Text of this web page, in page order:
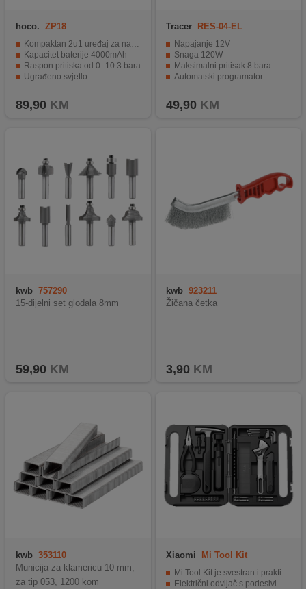
hoco. ZP18
Kompaktan 2u1 uređaj za napuhavanje guma i lopti
Kapacitet baterije 4000mAh
Raspon pritiska od 0–10.3 bara
Ugrađeno svjetlo
89,90 KM
Tracer RES-04-EL
Napajanje 12V
Snaga 120W
Maksimalni pritisak 8 bara
Automatski programator
49,90 KM
kwb 757290
15-dijelni set glodala 8mm
59,90 KM
kwb 923211
Žičana četka
3,90 KM
kwb 353110
Municija za klamericu 10 mm,
za tip 053, 1200 kom
Xiaomi Mi Tool Kit
Mi Tool Kit je svestran i praktičan set alata
Električni odvijač s podesivim okretnim momentom, LED svjetlom